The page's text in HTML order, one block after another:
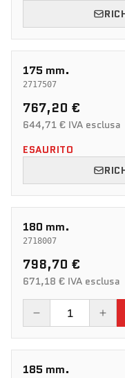
175 mm.
2717507
767,20 €
644,71 € IVA esclusa
ESAURITO
180 mm.
2718007
798,70 €
671,18 € IVA esclusa
185 mm.